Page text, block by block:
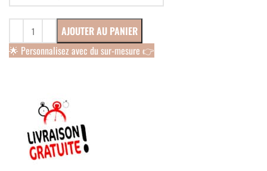
AJOUTER AU PANIER
🌟 Personnalisez avec du sur-mesure 👉